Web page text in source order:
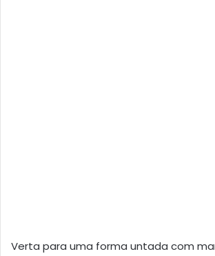
Verta para uma forma untada com